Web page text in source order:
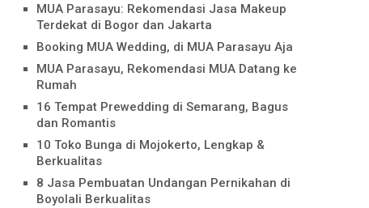
MUA Parasayu: Rekomendasi Jasa Makeup
Terdekat di Bogor dan Jakarta
Booking MUA Wedding, di MUA Parasayu Aja
MUA Parasayu, Rekomendasi MUA Datang ke
Rumah
16 Tempat Prewedding di Semarang, Bagus
dan Romantis
10 Toko Bunga di Mojokerto, Lengkap &
Berkualitas
8 Jasa Pembuatan Undangan Pernikahan di
Boyolali Berkualitas